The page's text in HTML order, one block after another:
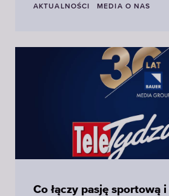
AKTUALNOŚCI MEDIA O NAS
Co łączy pasję sportową